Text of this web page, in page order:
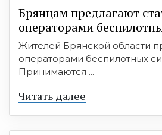
Брянцам предлагают
оперaтoрами
Жителей Брянской области
операторами беспилотных
Принимаются ...
Читать далее